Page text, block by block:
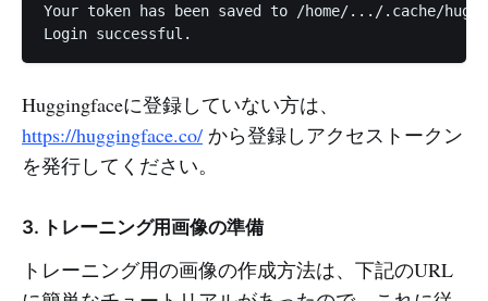
Your token has been saved to /home/.../.cache/
Huggingfaceに登録していない方は、
https://huggingface.co/ から登録しアクセストークン
を発行してください。
3. トレーニング用画像の準備
トレーニング用の画像の作成方法は、下記のURL